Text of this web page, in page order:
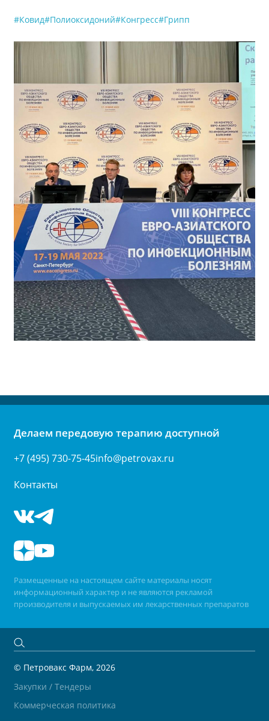
#Ковид#Полиоксидоний#Конгресс#Грипп
Делаем передовую терапию доступной
+7 (495) 730-75-45info@petrovax.ru
Контакты
Размещенные на настоящем сайте материалы носят
информационный характер и не являются рекламой
производителя и выпускаемых им лекарственных препаратов
© Петровакс Фарм, 2026
Закупки / Тендеры
Коммерческая политика